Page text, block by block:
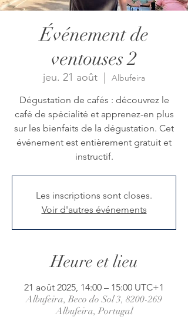
Événement de
ventouses 2
jeu. 21 août
  |
Albufeira
Dégustation de cafés : découvrez le
café de spécialité et apprenez-en plus
sur les bienfaits de la dégustation. Cet
événement est entièrement gratuit et
instructif.
Les inscriptions sont closes.
Voir d'autres événements
Heure et lieu
21 août 2025, 14:00 – 15:00 UTC+1
Albufeira, Beco do Sol 3, 8200-269
Albufeira, Portugal